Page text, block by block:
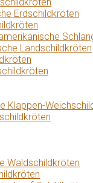
Erdschildkröten
Landschildkröten
Klappen-
Waldschildkröten